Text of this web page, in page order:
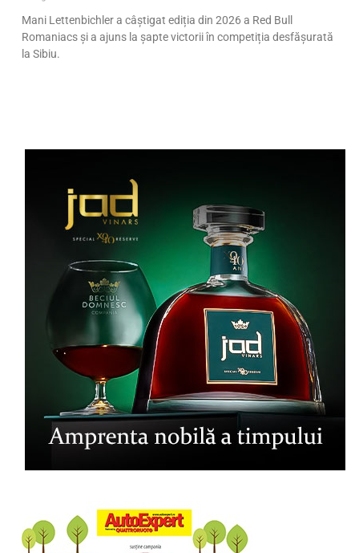
Mani Lettenbichler a câștigat ediția din 2026 a Red Bull
Romaniacs și a ajuns la șapte victorii în competiția desfășurată
la Sibiu.